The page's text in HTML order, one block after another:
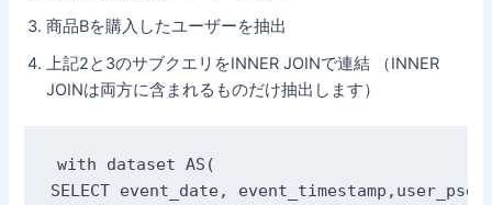
商品Bを購入したユーザーを抽出
上記2と3のサブクエリをINNER JOINで連結 （INNER
JOINは両方に含まれるものだけ抽出します）
with dataset AS(
SELECT event_date,